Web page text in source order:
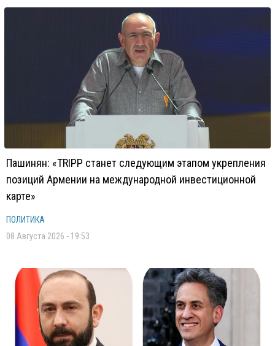
Пашинян: «TRIPP станет следующим этапом укрепления
позиций Армении на международной инвестиционной
карте»
ПОЛИТИКА
08 Августа 2026 - 19:53